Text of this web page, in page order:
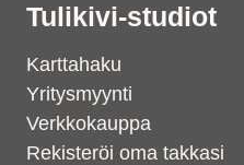
Tulikivi-studiot
Karttahaku
Yritysmyynti
Verkkokauppa
Rekisteröi oma takkasi